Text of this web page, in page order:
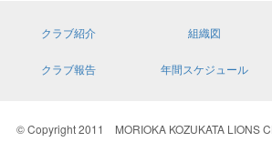
クラブ紹介 組織図
クラブ報告 年間スケジュール
© Copyright 2011 MORIOKA KOZUKATA LIONS